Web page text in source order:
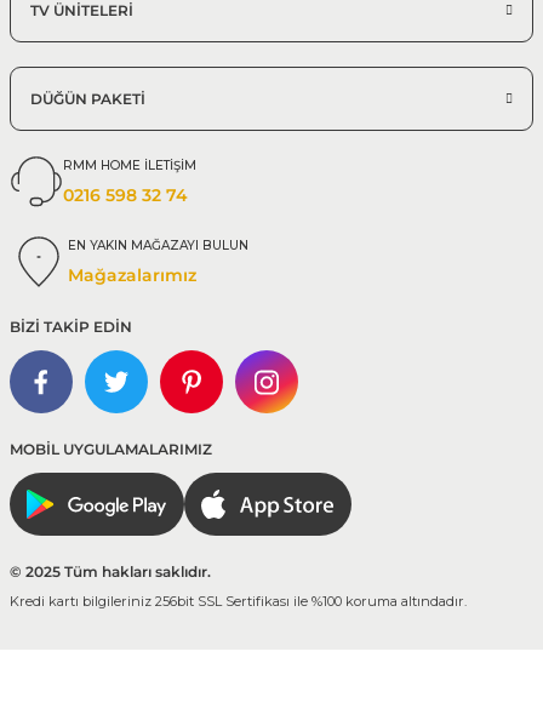
TV ÜNİTELERİ
DÜĞÜN PAKETİ
RMM HOME İLETİŞİM
0216 598 32 74
EN YAKIN MAĞAZAYI BULUN
Mağazalarımız
BİZİ TAKİP EDİN
MOBİL UYGULAMALARIMIZ
© 2025 Tüm hakları saklıdır.
Kredi kartı bilgileriniz 256bit SSL Sertifikası ile %100 koruma altındadır.